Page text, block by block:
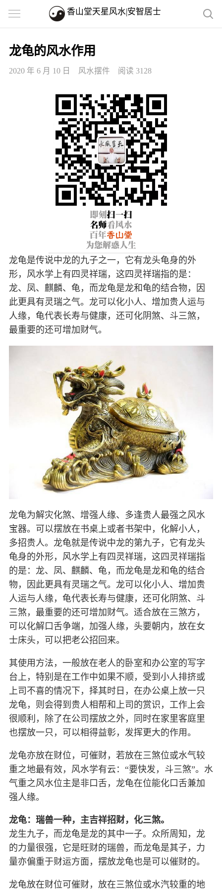
香山堂天星风水|安智居士
龙龟的风水作用
2020 年 6 月 10 日 风水摆件 阅读 3128
龙龟是传说中龙的九子之一，它有龙头龟身的外
形，风水学上有四灵祥瑞，这四灵祥瑞指的是：
龙、凤、麒麟、龟，而龙龟是龙和龟的结合物，因
此更具有灵瑞之气。龙可以化小人、增加贵人运与
人缘，龟代表长寿与健康，还可化阴煞、斗三煞，
最重要的还可增加财气。
龙龟为解灾化煞、增强人缘、多逢贵人最强之风水
宝器。可以摆放在书桌上或者书架中，化解小人，
多招贵人。龙龟就是传说中龙的第九子，它有龙头
龟身的外形，风水学上有四灵祥瑞，这四灵祥瑞指
的是：龙、凤、麒麟、龟，而龙龟是龙和龟的结合
物，因此更具有灵瑞之气。龙可以化小人、增加贵
人运与人缘，龟代表长寿与健康，还可化阴煞、斗
三煞，最重要的还可增加财气。适合放在三煞方，
可以化解口舌争端，加强人缘，头要朝内，放在女
士床头，可以把老公招回来。
其使用方法，一般放在老人的卧室和办公室的写字
台上，特别是在工作中如果不顺，受到小人排挤或
上司不喜的情况下，择其时日，在办公桌上放一只
龙龟，则会得到贵人相帮和上司的赏识，工作上会
很顺利，除了在公司摆放之外，同时在家里客庭里
也摆放一只，可以相得益彰，发挥更大的作用。
龙龟亦放在财位，可催财，若放在三煞位或水气较
重之地最有效，风水学有云：“要快发，斗三煞”。水
气重之风水位主是非口舌，龙龟在位能化口舌兼加
强人缘。
龙龟：瑞兽一种，主吉祥招财，化三煞。
龙生九子，而龙龟是龙的其中一子。众所周知，龙
的力量很强，它是旺财的瑞兽，而龙龟是其子，力
量亦偏重于财运方面，摆放龙龟也是可以催财的。
龙龟放在财位可催财，放在三煞位或水汽较重的地